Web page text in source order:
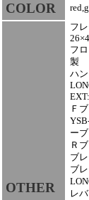
COLOR
OTHER
フ
フ
製
ハ
Ｆ
ー
Ｒ
ブ
ブ
レ